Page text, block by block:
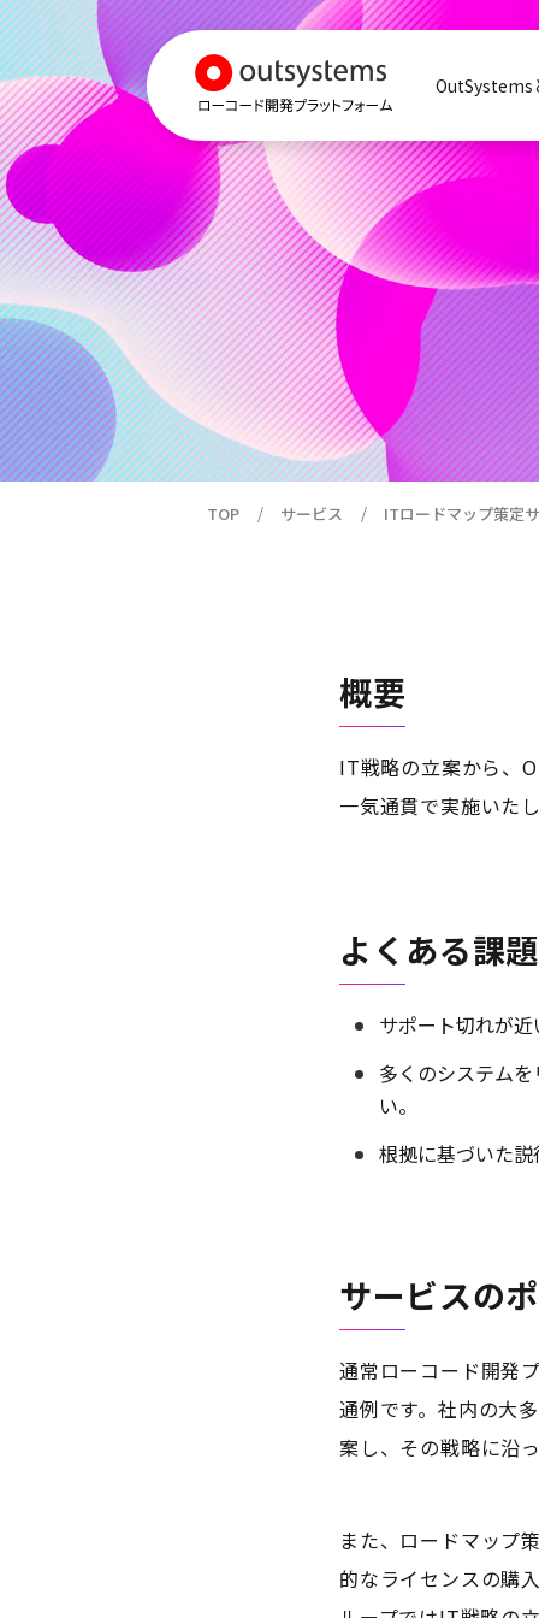
OutSystems
TOP サービス ITロードマップ策定
概要
IT戦略の立案から、
一気通貫で実施いた
よくある課題
サポート切れが
多くのシステム
い。​
根拠に基づいた
サービスの
通常ローコード開発
通例です。​社内の大
案し、その戦略に沿
また、ロードマップ
的なライセンスの購